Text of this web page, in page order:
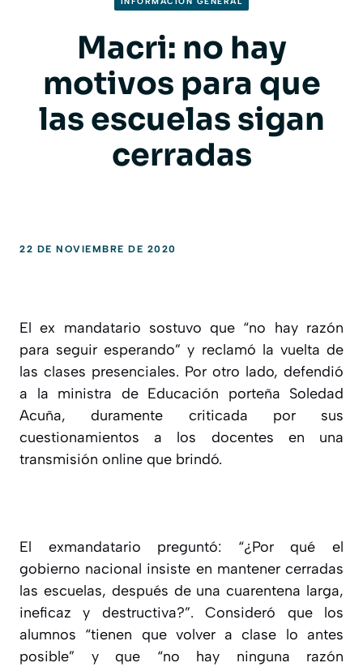
Macri: no hay
motivos para que
las escuelas sigan
cerradas
22 DE NOVIEMBRE DE 2020
El ex mandatario sostuvo que “no hay razón
para seguir esperando” y reclamó la vuelta de
las clases presenciales. Por otro lado, defendió
a la ministra de Educación porteña Soledad
Acuña, duramente criticada por sus
cuestionamientos a los docentes en una
transmisión online que brindó.
El exmandatario preguntó: “¿Por qué el
gobierno nacional insiste en mantener cerradas
las escuelas, después de una cuarentena larga,
ineficaz y destructiva?”. Consideró que los
alumnos “tienen que volver a clase lo antes
posible” y que “no hay ninguna razón